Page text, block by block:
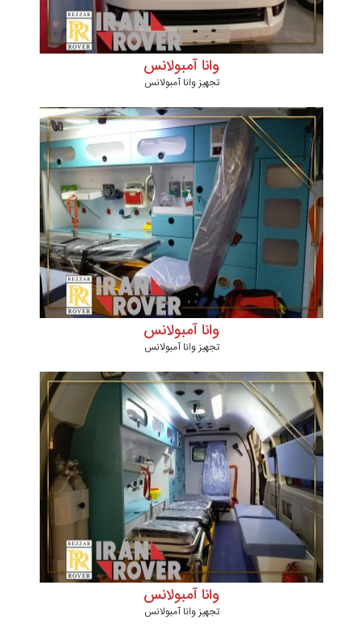
وانا آمبولانس
تجهیز وانا آمبولانس
وانا آمبولانس
تجهیز وانا آمبولانس
وانا آمبولانس
تجهیز وانا آمبولانس